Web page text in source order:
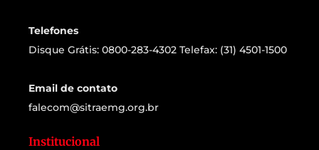
Telefones
Disque Grátis: 0800-283-4302 Telefax: (31) 4501-1500
Email de contato
falecom@sitraemg.org.br
Institucional